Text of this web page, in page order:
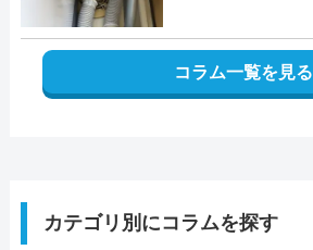
コラム一覧を見る
カテゴリ別にコラムを探す